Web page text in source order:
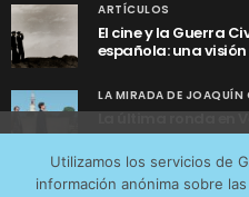
ARTÍCULOS
El cine y la Guerra
española: una
LA MIRADA DE JOAQUÍN
La última ronda en
Utilizamos los servicios de
información anónima sobre
tráfico web que recibimos